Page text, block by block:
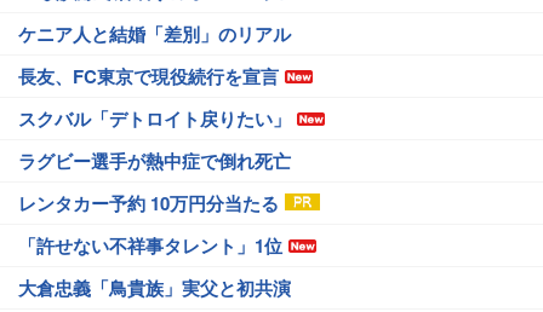
ケニア人と結婚「差別」のリアル
長友、FC東京で現役続行を宣言
スクバル「デトロイト戻りたい」
ラグビー選手が熱中症で倒れ死亡
レンタカー予約 10万円分当たる
「許せない不祥事タレント」1位
大倉忠義「鳥貴族」実父と初共演